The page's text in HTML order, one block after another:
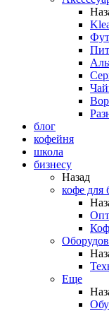
блог
кофейня
школа
бизнесу
Назад
кофе для
Еще